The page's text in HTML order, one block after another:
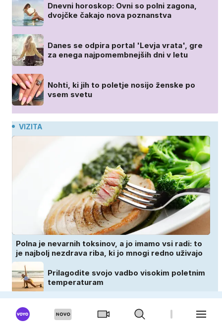
Dnevni horoskop: Ovni so polni zagona,
dvojčke čakajo nova poznanstva
Danes se odpira portal 'Levja vrata', gre
za enega najpomembnejših dni v letu
Nohti, ki jih to poletje nosijo ženske po
vsem svetu
VIZITA
Polna je nevarnih toksinov, a jo imamo vsi radi: to
je najbolj nezdrava riba, ki jo mnogi redno uživajo
Prilagodite svojo vadbo visokim poletnim
temperaturam
Nove raziskave razkrivajo, katere
bakterije na koži privlačijo komarje